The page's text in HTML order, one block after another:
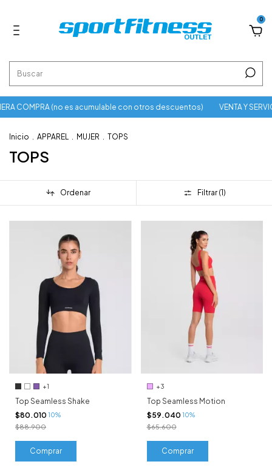
0
COMPRA (no es acumulable con otros descuentos) VENTA Y
Inicio APPAREL MUJER TOPS
TOPS
Ordenar Filtrar (1)
+1
Top Seamless Shake
$80.010 10%
$88.900
Comprar
+3
Top Seamless Motion
$59.040 10%
$65.600
Comprar